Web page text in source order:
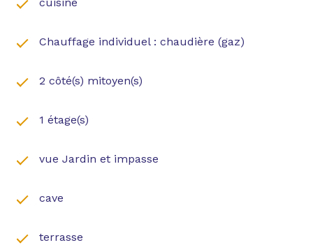
100 euros par mois.
Guilhemery, Demoiselles, Port Saint Sauveur, Halle
périphérique. Proches de nombreuses écoles
accès rapide ESC / Université Toulouse Capitole -
Chauffage individuel : chaudière (gaz)
2 côté(s) mitoyen(s)
1 étage(s)
vue Jardin et impasse
cave
terrasse